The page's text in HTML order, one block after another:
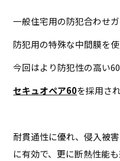
一般住宅用の防犯合わせ
防犯用の特殊な中間膜を使
今回はより防犯性の高い60
セキュオペア60を採用さ
耐貫通性に優れ、侵入被
に有効で、更に断熱性能も